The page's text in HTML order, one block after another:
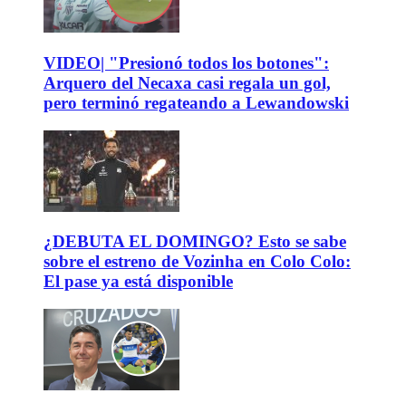
VIDEO| "Presionó todos los botones":
Arquero del Necaxa casi regala un gol,
pero terminó regateando a Lewandowski
¿DEBUTA EL DOMINGO? Esto se sabe
sobre el estreno de Vozinha en Colo Colo:
El pase ya está disponible